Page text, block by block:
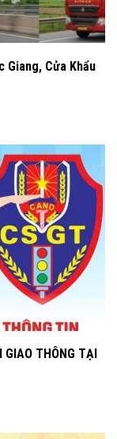
Giang, Cửa Khẩu
GIAO THÔNG TẠI